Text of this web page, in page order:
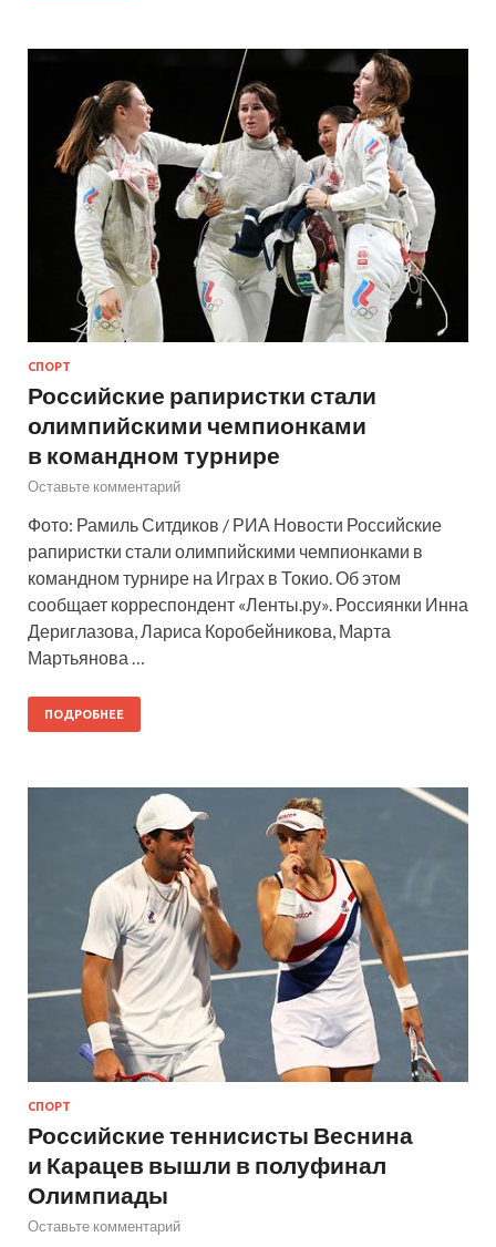
СПОРТ
Российские рапиристки стали
олимпийскими чемпионками
в командном турнире
Оставьте комментарий
Фото: Рамиль Ситдиков / РИА Новости Российские
рапиристки стали олимпийскими чемпионками в
командном турнире на Играх в Токио. Об этом
сообщает корреспондент «Ленты.ру». Россиянки Инна
Дериглазова, Лариса Коробейникова, Марта
Мартьянова …
ПОДРОБНЕЕ
СПОРТ
Российские теннисисты Веснина
и Карацев вышли в полуфинал
Олимпиады
Оставьте комментарий